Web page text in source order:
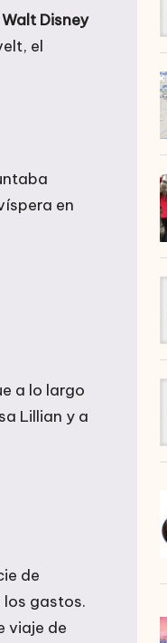
Walt Disney
el
en
a lo largo
Lillian y a
de
los gastos.
viaje de